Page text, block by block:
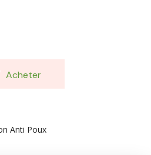
Acheter
Anti Poux